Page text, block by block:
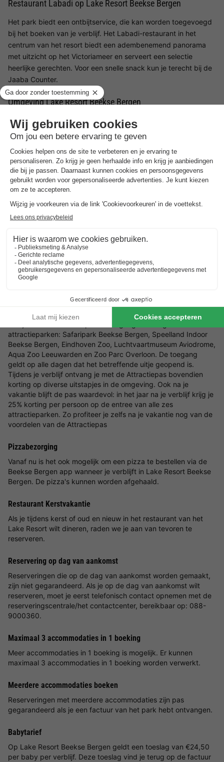
Restaurant Labadi op Lake Resort Beekse Bergen
Het park biedt een ontbijtservice, die kan worden toegevoegd
bij het boeken van je verblijf. Het Labadi-restaurant in het
centrum van het resort biedt een adembenemend panorama
met uitzicht op het Victoriameer en serveert een selectie
heerlijke gerechten. Voor een snelle snack kun je terecht bij de
Jaaba Counter.
Omgeving Lake Resort Beekse Bergen
Lake Resort Beekse Bergen ligt in een prachtige regio die volop
mogelijkheden biedt voor zowel natuurliefhebbers als
avonturiers. Safaripark Beekse Bergen ligt direct naast het
resort en laat je kennismaken met verschillende dieren in een
natuurlijke omgeving. Het park biedt ook tal van wandel- en
fietspaden waarmee je de omringende natuur kunt verkennen
en ervan kunt genieten.
Goed omte weten
Huisdieren zijn altijd op aanvraag. U dient dit aan te geven bij
uw reservering, het park zal uw aanvraag in behandeling
nemen.
Wanneer je een accommodatie boekt op Lake Resort Beekse
Bergen, ontvang je de Attractiepas bij je verblijf. Met deze pas
attractieparken: Safaripark Beekse Bergen, Speelland Indoor
Beekse Bergen, Eindhoven Zoo, Luchtvaartmuseum Aviodrome,
Aqua Zoo Leeuwarden en Zoo Parc Overloon. De toegang
geldt op alle dagen dat het betreffende uitje geopend is.
Tijdens je verblijf ontvang je met de Attractiepas bovendien
korting op diverse uitstapjes in de omgeving. Ook na je
vakantie blijft de pas waardevol: in het jaar na je verblijf krijg je
25% korting per persoon op de entree van alle zes
attractieparken. Zo profiteer je zelfs na je vakantie nog van de
voordelen van de Attractiepas
Pizzabezorging
Vanaf nu is het ook mogelijk om een pizza te bestellen via de
Beekse Bergen app wanneer je verblijft in Lake Resort Beekse
Bergen. De pizza's kunnen worden afgehaald.
Restaurant Kerstvakantie
Als je tijdens kerst of oud en nieuw in het restaurant van het
Lake Resort wilt dineren, raden we je aan van tevoren te
reserveren.
Reservering op dag van aankomst
Reserveringen die op de dag van aankomst worden gemaakt,
zijn niet gegarandeerd. Als je op de dag van aankomst wilt
reserveren, moet je eerst telefonisch contact opnemen met de
reserveringscentrale/het contactcenter, bereikbaar op: 088-
9000360.
Maximaal 3 accommodaties in 1 boeking
Meer accommodaties in 1 boeking is mogelijk. Er kunnen
maximaal 3 accommodaties in 1 boeking worden verwerkt.
Meerdere accommodaties boeken
Reserveringen met meerdere accommodaties zijn pas
gegarandeerd als je een factuur van het park hebt ontvangen.
Babytarief
Op Lake Resort Beekse Bergen geldt een toeslag van €24,50
per baby per verblijf. Deze toeslag vind je terug op de factuur